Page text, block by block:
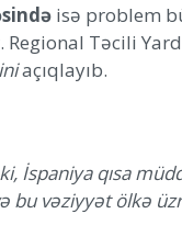
isə problem
Regional Təcili
açıqlayıb.
İspaniya qısa
bu vəziyyət ölkə